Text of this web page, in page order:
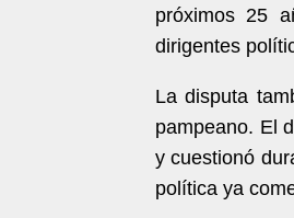
próximos 25
dirigentes
La disputa
pampeano. El
y cuestionó
política ya